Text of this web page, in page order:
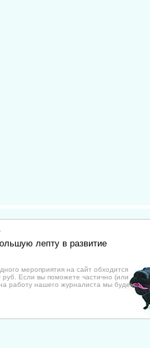
лепту в развитие
мероприятия на сайт обходится
Если вы поможете частично (или
работу нашего журналиста мы будем